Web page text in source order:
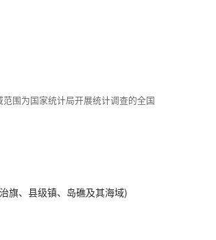
围为国家统计局开展统计调查的全国
旗、县级镇、岛礁及其海域)